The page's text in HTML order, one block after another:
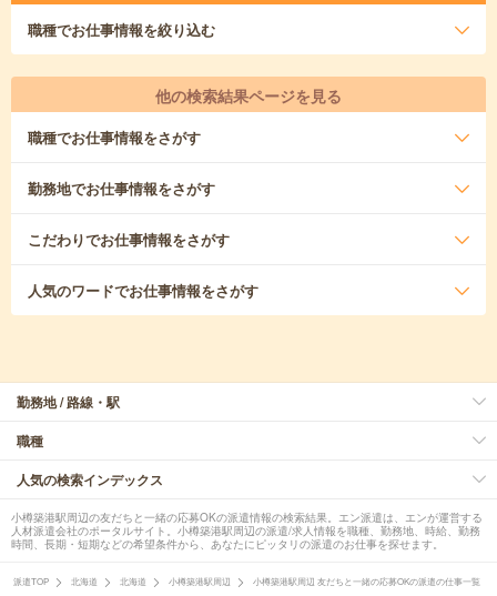
職種でお仕事情報を絞り込む
他の検索結果ページを見る
職種でお仕事情報をさがす
勤務地でお仕事情報をさがす
こだわりでお仕事情報をさがす
人気のワードでお仕事情報をさがす
勤務地 / 路線・駅
職種
人気の検索インデックス
小樽築港駅周辺の友だちと一緒の応募OKの派遣情報の検索結果。エン派遣は、エンが運営する
人材派遣会社のポータルサイト。小樽築港駅周辺の派遣/求人情報を職種、勤務地、時給、勤務
時間、長期・短期などの希望条件から、あなたにピッタリの派遣のお仕事を探せます。
派遣TOP 北海道 北海道 小樽築港駅周辺 小樽築港駅周辺 友だちと一緒の応募OKの派遣の仕事一覧